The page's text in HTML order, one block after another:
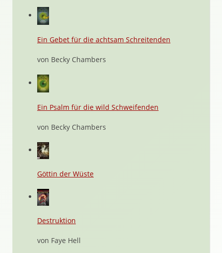
Ein Gebet für die achtsam Schreitenden
von Becky Chambers
Ein Psalm für die wild Schweifenden
von Becky Chambers
Göttin der Wüste
Destruktion
von Faye Hell